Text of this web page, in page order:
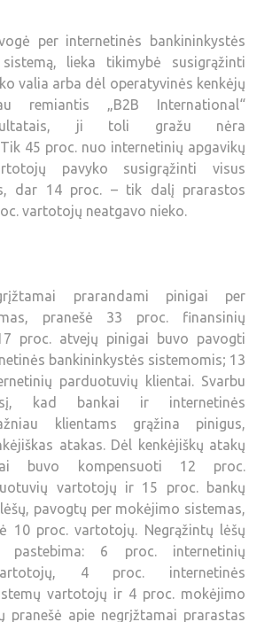
per internetinės bankininkystės
lieka tikimybė susigrąžinti
valia arba dėl operatyvinės kenkėjų
remiantis „B2B International“
ji toli gražu nėra
45 proc. nuo internetinių apgavikų
pavyko susigrąžinti visus
dar 14 proc. – tik dalį prarastos
vartotojų neatgavo nieko.
prarandami pinigai per
pranešė 33 proc. finansinių
proc. atvejų pinigai buvo pavogti
bankininkystės sistemomis; 13
parduotuvių klientai. Svarbu
kad bankai ir internetinės
klientams grąžina pinigus,
atakas. Dėl kenkėjiškų atakų
buvo kompensuoti 12 proc.
vartotojų ir 15 proc. bankų
pavogtų per mokėjimo sistemas,
10 proc. vartotojų. Negrąžintų lėšų
6 proc. internetinių
4 proc. internetinės
vartotojų ir 4 proc. mokėjimo
pranešė apie negrįžtamai prarastas